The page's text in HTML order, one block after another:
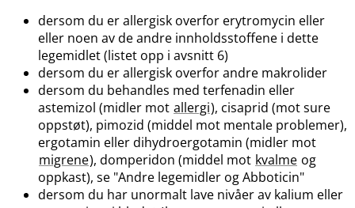
dersom du er allergisk overfor erytromycin eller
eller noen av de andre innholdsstoffene i dette
legemidlet (listet opp i avsnitt 6)
dersom du er allergisk overfor andre makrolider
dersom du behandles med terfenadin eller
astemizol (midler mot allergi), cisaprid (mot sure
oppstøt), pimozid (middel mot mentale problemer),
ergotamin eller dihydroergotamin (midler mot
migrene), domperidon (middel mot kvalme og
oppkast), se "Andre legemidler og Abboticin"
dersom du har unormalt lave nivåer av kalium eller